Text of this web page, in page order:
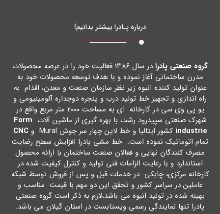
درباره پـادرا بیشتر بدانیم!
گروه صنعتی پادرا
در سال ۱۳۸۶ فعالیت خود را در عرصه محصولات
مدرن ساختمانی آغاز نموده و با هدف توسعه محصولات خود به
عنوان تولید کننده انبوه زیر نظر سازمان صنعت و معدن، اقدام به
راه اندازي و تجهیز خط تولید درب و پنجره دوجداره آلومینیومی و
یو پی وي سی در کارخانه اي به مساحت ۲۰۰۰ متر مربع واقع در
شهرك صنعتی سپیدرود رشت با بهره گیري از ماشین آلات Form
industrie کشور ایتالیا و خط لاین چهار سر جوش Mural و
CNC
تمام اتوماتیک نموده است. خط مشی پادرا افزایش سطح رضایت
مصرف کنندگان نهایی و فعالان صنعت ساختمان با ارائه محصول
استاندارد و با رعایت الزامات فنی تولید و کنترل کیفیت شده در
کارخانه مرکزي، چابکی در خدمات قبل و پس از فروش توسط شبکه
عاملین در سراسر کشور و تحقق این دو مهم با قیمت مناسب و
بهینه شده در تولید انبوه می باشد،لازم به ذکر است گروه صنعتی
پادرا تنها نمایندگی رسمی ویستابست در استان گیلان می باشد.